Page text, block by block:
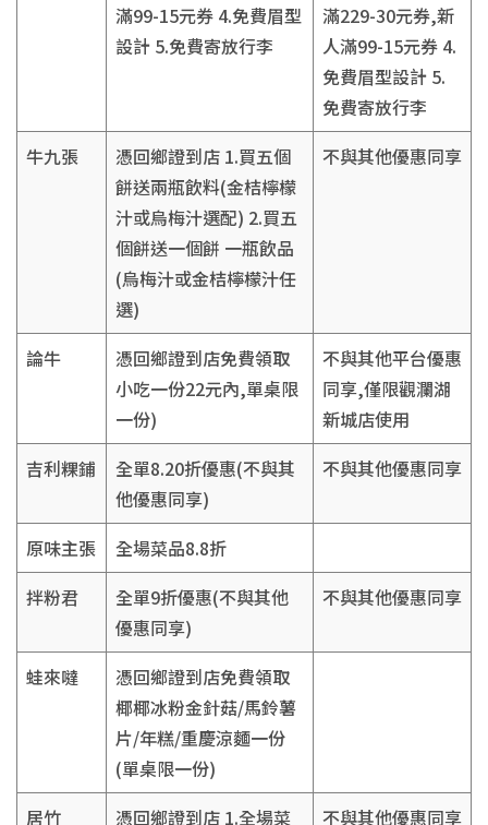
滿99-15元券 4.免費眉型
設計 5.免費寄放行李
滿229-30元券,新
人滿99-15元券 4.
免費眉型設計 5.
免費寄放行李
牛九張
憑回鄉證到店 1.買五個
餅送兩瓶飲料(金桔檸檬
汁或烏梅汁選配) 2.買五
個餅送一個餅 一瓶飲品
(烏梅汁或金桔檸檬汁任
選)
不與其他優惠同享
論牛
憑回鄉證到店免費領取
小吃一份22元內,單桌限
一份)
不與其他平台優惠
同享,僅限觀瀾湖
新城店使用
吉利粿鋪
全單8.20折優惠(不與其
他優惠同享)
不與其他優惠同享
原味主張
全場菜品8.8折
拌粉君
全單9折優惠(不與其他
優惠同享)
不與其他優惠同享
蛙來噠
憑回鄉證到店免費領取
椰椰冰粉金針菇/馬鈴薯
片/年糕/重慶涼麵一份
(單桌限一份)
居竹
憑回鄉證到店 1.全場菜 不與其他優惠同享